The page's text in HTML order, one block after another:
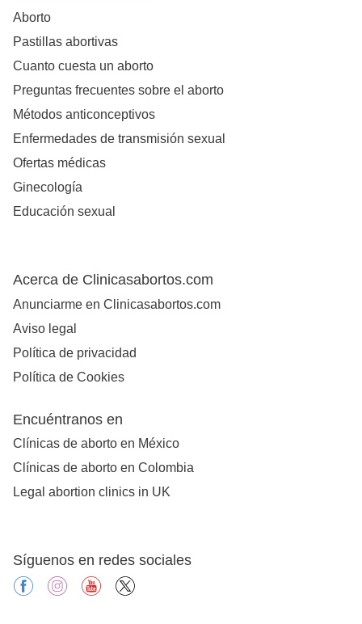
Aborto
Pastillas abortivas
Cuanto cuesta un aborto
Preguntas frecuentes sobre el aborto
Métodos anticonceptivos
Enfermedades de transmisión sexual
Ofertas médicas
Ginecología
Educación sexual
Acerca de Clinicasabortos.com
Anunciarme en Clinicasabortos.com
Aviso legal
Política de privacidad
Política de Cookies
Encuéntranos en
Clínicas de aborto en México
Clínicas de aborto en Colombia
Legal abortion clinics in UK
Síguenos en redes sociales
facebookinstagramyoutube